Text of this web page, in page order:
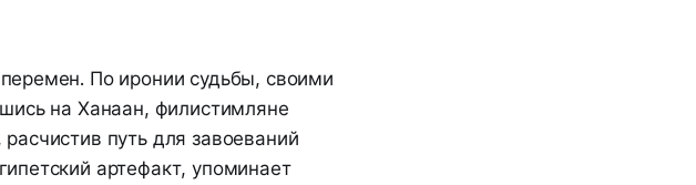
По иронии судьбы, своими
на Ханаан, филистимляне
путь для завоеваний
артефакт, упоминает